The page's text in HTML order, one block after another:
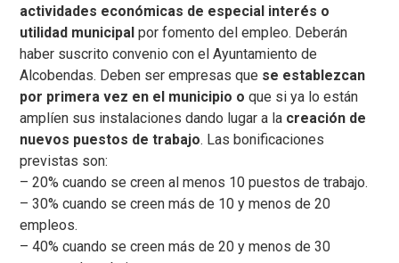
actividades económicas de especial interés o
utilidad municipal por fomento del empleo. Deberán
haber suscrito convenio con el Ayuntamiento de
Alcobendas. Deben ser empresas que se establezcan
por primera vez en el municipio o que si ya lo están
amplíen sus instalaciones dando lugar a la creación de
nuevos puestos de trabajo. Las bonificaciones
previstas son:
– 20% cuando se creen al menos 10 puestos de trabajo.
– 30% cuando se creen más de 10 y menos de 20
empleos.
– 40% cuando se creen más de 20 y menos de 30